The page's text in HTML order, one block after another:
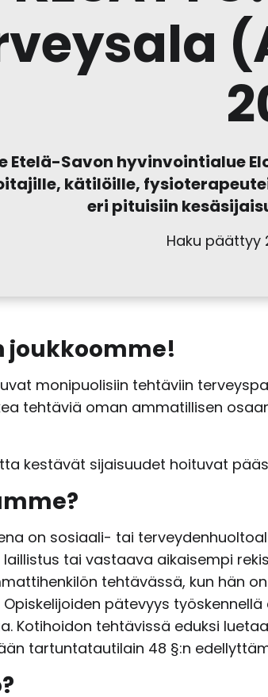
Etelä-Savon hyvinvointialue
kätilöille,
eri pituisiin
Haku päättyy
joukkoomme!
monipuolisiin tehtäviin
tehtäviä oman ammatillisen
kestävät sijaisuudet hoituvat
on sosiaali- tai
tai vastaava aikaisempi
tehtävässä, kun hän
pätevyys
Kotihoidon tehtävissä eduksi
tartuntatautilain 48 §:n